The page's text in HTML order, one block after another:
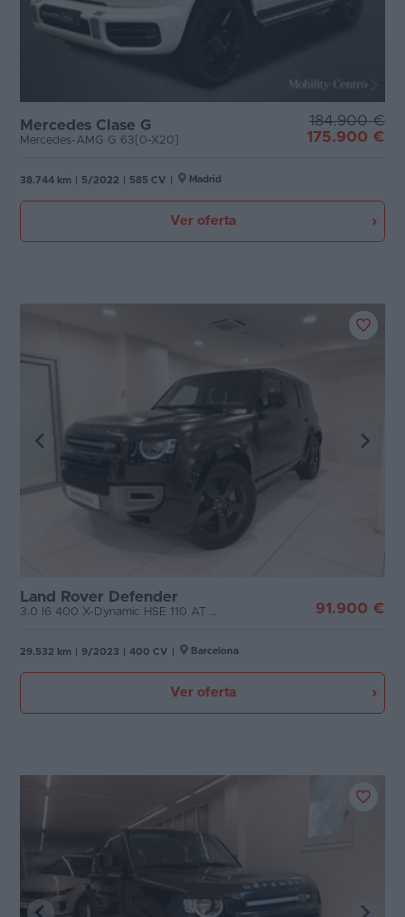
Mercedes Clase G
Mercedes-AMG G 63[0-X20]
184.900 €
175.900 €
38.744 km 5/2022 585 CV Madrid
Ver oferta
Land Rover Defender
3.0 I6 400 X-Dynamic HSE 110 AT 4WD MHEV 91.900 €
29.532 km 9/2023 400 CV Barcelona
Ver oferta